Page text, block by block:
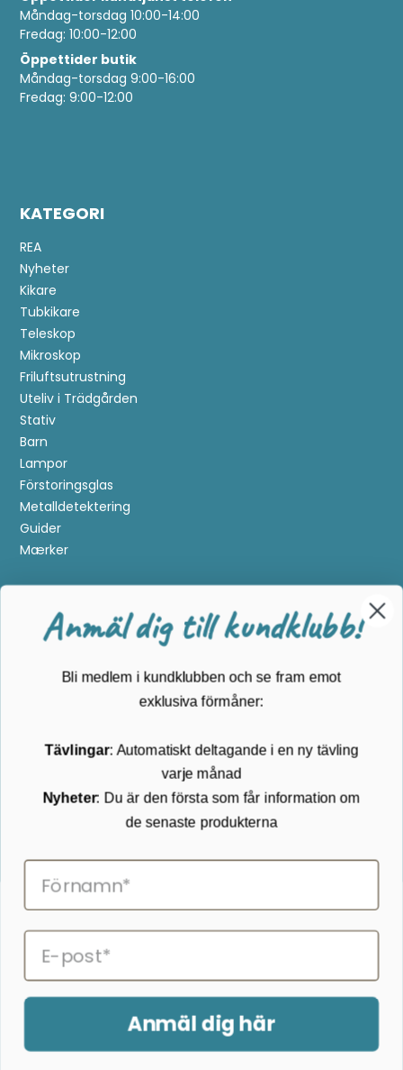
Måndag-torsdag 10:00-14:00
Fredag: 10:00-12:00
Öppettider butik
Måndag-torsdag 9:00-16:00
Fredag: 9:00-12:00
KATEGORI
REA
Nyheter
Kikare
Tubkikare
Teleskop
Mikroskop
Friluftsutrustning
Uteliv i Trädgården
Stativ
Barn
Lampor
Förstoringsglas
Metalldetektering
Guider
Mærker
Kontakta oss
Returnering
Prenumerera på vårt nyhetsbrev
ANMÄLAN NYHETSBREVET
Följ oss på Facebook
Anmäl dig till kundklubb!
: Automatiskt deltagande i en ny tävling
varje månad
: Du är den första som får information om
Anmäl dig här
Genom att anmäla dig till kundklubben samtycker du till att ta
emot marknadsföring via e-post. Du kan när som helst återkalla
ditt samtycke.